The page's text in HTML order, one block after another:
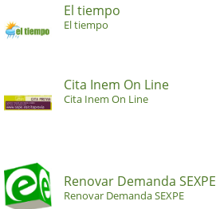
El tiempo
El tiempo
Cita Inem On Line
Cita Inem On Line
Renovar Demanda SEXPE
Renovar Demanda SEXPE